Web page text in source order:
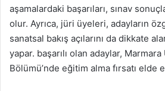
aşamalardaki başarıları, sınav
olur. Ayrıca, jüri üyeleri, adayların
sanatsal bakış açılarını da dikkate
yapar. başarılı olan adaylar,
Bölümü’nde eğitim alma fırsatı elde